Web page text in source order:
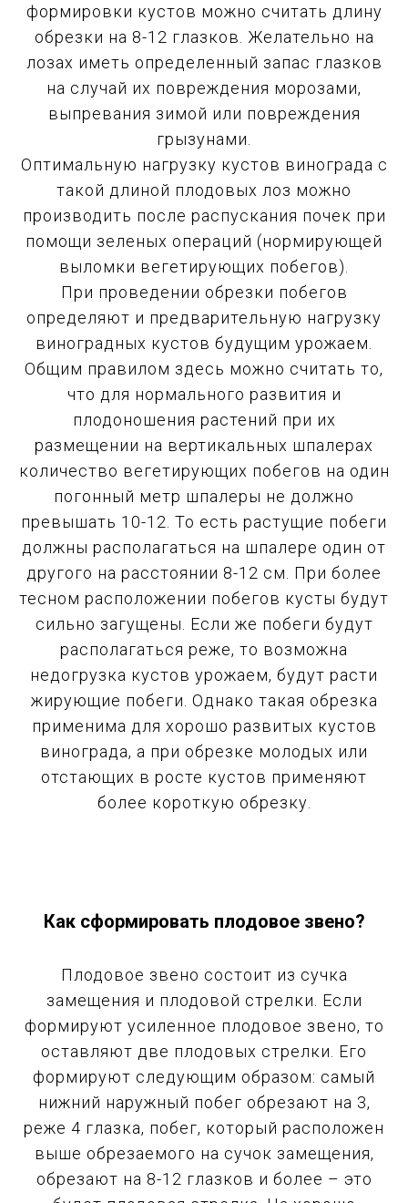
формировки кустов можно считать длину
обрезки на 8-12 глазков. Желательно на
лозах иметь определенный запас глазков
на случай их повреждения морозами,
выпревания зимой или повреждения
грызунами.
Оптимальную нагрузку кустов винограда с
такой длиной плодовых лоз можно
производить после распускания почек при
помощи зеленых операций (нормирующей
выломки вегетирующих побегов).
При проведении обрезки побегов
определяют и предварительную нагрузку
виноградных кустов будущим урожаем.
Общим правилом здесь можно считать то,
что для нормального развития и
плодоношения растений при их
размещении на вертикальных шпалерах
количество вегетирующих побегов на один
погонный метр шпалеры не должно
превышать 10-12. То есть растущие побеги
должны располагаться на шпалере один от
другого на расстоянии 8-12 см. При более
тесном расположении побегов кусты будут
сильно загущены. Если же побеги будут
располагаться реже, то возможна
недогрузка кустов урожаем, будут расти
жирующие побеги. Однако такая обрезка
применима для хорошо развитых кустов
винограда, а при обрезке молодых или
отстающих в росте кустов применяют
более короткую обрезку.
Как сформировать плодовое звено?
Плодовое звено состоит из сучка
замещения и плодовой стрелки. Если
формируют усиленное плодовое звено, то
оставляют две плодовых стрелки. Его
формируют следующим образом: самый
нижний наружный побег обрезают на 3,
реже 4 глазка, побег, который расположен
выше обрезаемого на сучок замещения,
обрезают на 8-12 глазков и более – это